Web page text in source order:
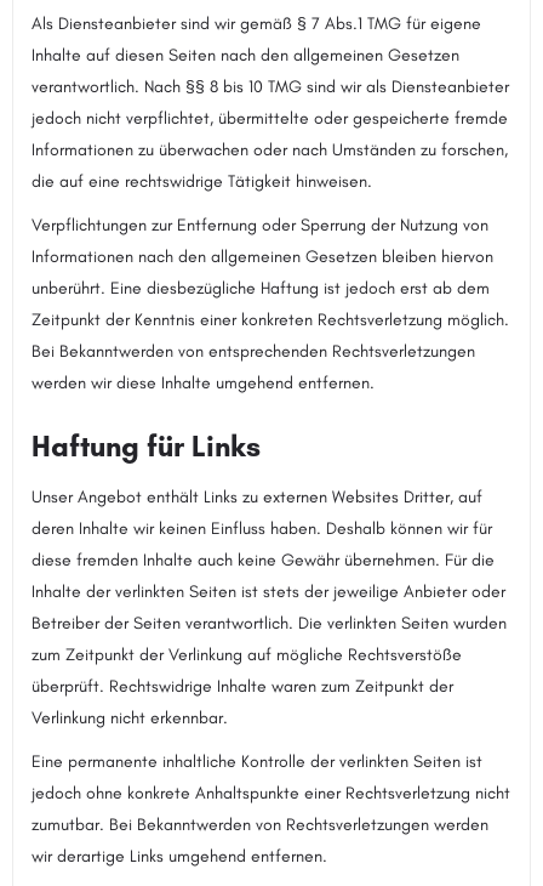
Als Diensteanbieter sind wir gemäß § 7 Abs.1 TMG für eigene
Inhalte auf diesen Seiten nach den allgemeinen Gesetzen
verantwortlich. Nach §§ 8 bis 10 TMG sind wir als Diensteanbieter
jedoch nicht verpflichtet, übermittelte oder gespeicherte fremde
Informationen zu überwachen oder nach Umständen zu forschen,
die auf eine rechtswidrige Tätigkeit hinweisen.
Verpflichtungen zur Entfernung oder Sperrung der Nutzung von
Informationen nach den allgemeinen Gesetzen bleiben hiervon
unberührt. Eine diesbezügliche Haftung ist jedoch erst ab dem
Zeitpunkt der Kenntnis einer konkreten Rechtsverletzung möglich.
Bei Bekanntwerden von entsprechenden Rechtsverletzungen
werden wir diese Inhalte umgehend entfernen.
Haftung für Links
Unser Angebot enthält Links zu externen Websites Dritter, auf
deren Inhalte wir keinen Einfluss haben. Deshalb können wir für
diese fremden Inhalte auch keine Gewähr übernehmen. Für die
Inhalte der verlinkten Seiten ist stets der jeweilige Anbieter oder
Betreiber der Seiten verantwortlich. Die verlinkten Seiten wurden
zum Zeitpunkt der Verlinkung auf mögliche Rechtsverstöße
überprüft. Rechtswidrige Inhalte waren zum Zeitpunkt der
Verlinkung nicht erkennbar.
Eine permanente inhaltliche Kontrolle der verlinkten Seiten ist
jedoch ohne konkrete Anhaltspunkte einer Rechtsverletzung nicht
zumutbar. Bei Bekanntwerden von Rechtsverletzungen werden
wir derartige Links umgehend entfernen.